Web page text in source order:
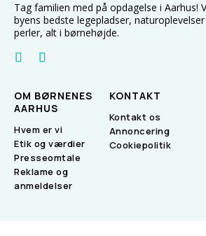
Tag familien med på opdagelse i Aarhus!
byens bedste legepladser,
perler, alt i børnehøjde.
OM BØRNENES
AARHUS
Hvem er vi
Etik og værdier
Presseomtale
Reklame og
anmeldelser
KONTAKT
Kontakt os
Annoncering
Cookiepolitik